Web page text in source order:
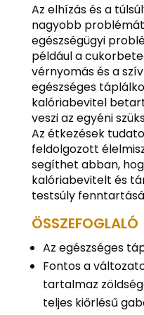
Az elhízás és a
nagyobb
egészségügyi
például a
vérnyomás és a
egészséges
kalóriabevitel
veszi az egyéni
Az étkezések
feldolgozott
segíthet abban,
kalóriabevitelt és
testsúly
ÖSSZEFOGLALÓ
Az egészséges
Fontos a
tartalmaz
teljes kiőrlésű